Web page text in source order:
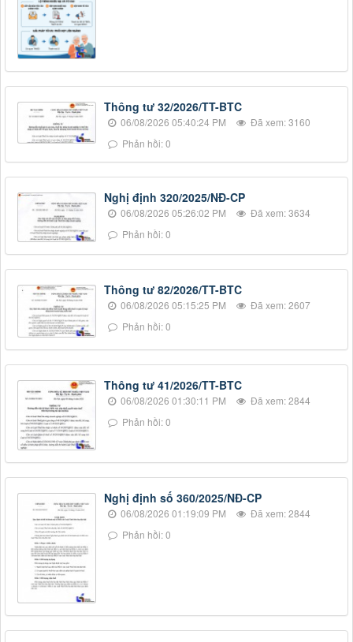
Thông tư 32/2026/TT-BTC
06/08/2026 05:40:24 PM
Đã xem: 3160
Phản hồi: 0
Nghị định 320/2025/NĐ-CP
06/08/2026 05:26:02 PM
Đã xem: 3634
Phản hồi: 0
Thông tư 82/2026/TT-BTC
06/08/2026 05:15:25 PM
Đã xem: 2607
Phản hồi: 0
Thông tư 41/2026/TT-BTC
06/08/2026 01:30:11 PM
Đã xem: 2844
Phản hồi: 0
Nghị định số 360/2025/NĐ-CP
06/08/2026 01:19:09 PM
Đã xem: 2844
Phản hồi: 0